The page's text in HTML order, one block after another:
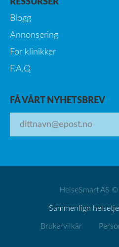
RESSURSER
Blogg
Annonsering
For klinikker
F.A.Q
FÅ VÅRT NYHETSBREV
HelseSmart AS
Sammenlign
Brukervilkår